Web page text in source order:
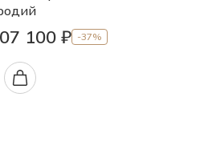
100 ₽ -37%